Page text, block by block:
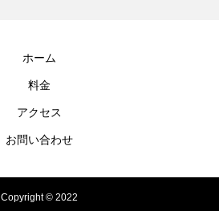
ホーム
料金
アクセス
お問い合わせ
Copyright © 2022